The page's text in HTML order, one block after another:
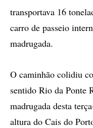
transportava 16
carro de passeio
madrugada.
O caminhão colidiu
sentido Rio da
madrugada desta
altura do Cais do